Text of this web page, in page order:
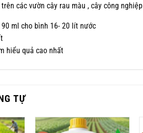
các vườn cây rau màu , cây công nghiệp
ml cho bình 16- 20 lít nước
hiểu quả cao nhất
TỰ